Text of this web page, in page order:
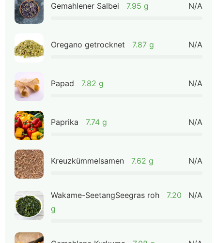
Gemahlener Salbei 7.95 g N/A
Oregano getrocknet 7.87 g N/A
Papad 7.82 g N/A
Paprika 7.74 g N/A
Kreuzkümmelsamen 7.62 g N/A
Wakame-SeetangSeegras roh
7.20
g
N/A